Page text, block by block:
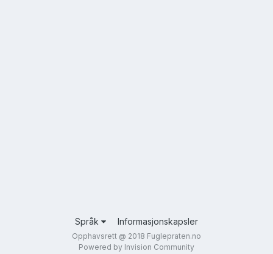
Språk Informasjonskapsler
Opphavsrett @ 2018 Fuglepraten.no
Powered by Invision Community